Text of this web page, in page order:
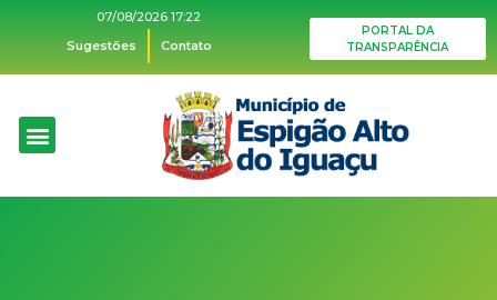
07/08/2026 17:22
Sugestões
Contato
PORTAL DA
TRANSPARÊNCIA